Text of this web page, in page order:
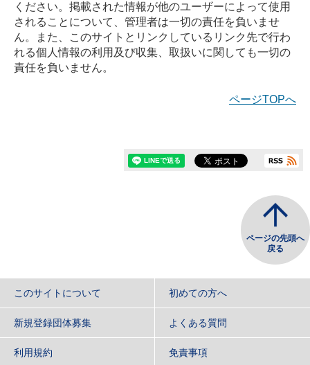
ください。掲載された情報が他のユーザーによって使用
されることについて、管理者は一切の責任を負いませ
ん。また、このサイトとリンクしているリンク先で行わ
れる個人情報の利用及び収集、取扱いに関しても一切の
責任を負いません。
ページTOPへ
ページの先頭へ
戻る
このサイトについて 初めての方へ
新規登録団体募集 よくある質問
利用規約 免責事項